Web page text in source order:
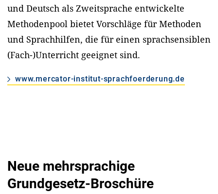
und Deutsch als Zweitsprache entwickelte
Methodenpool bietet Vorschläge für Methoden
und Sprachhilfen, die für einen sprachsensiblen
(Fach-)Unterricht geeignet sind.
www.mercator-institut-sprachfoerderung.de
Neue mehrsprachige
Grundgesetz-Broschüre